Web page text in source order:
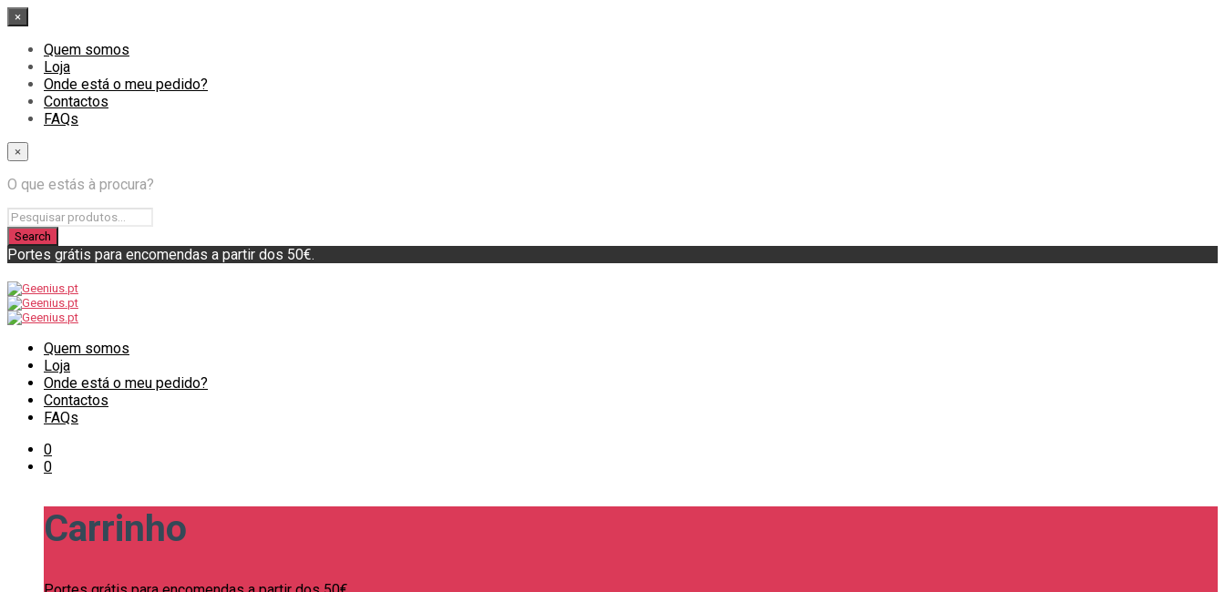
×
Quem somos
Loja
Onde está o meu pedido?
Contactos
FAQs
×
O que estás à procura?
Portes grátis para encomendas a partir dos 50€.
Quem somos
Loja
Onde está o meu pedido?
Contactos
FAQs
0
0
Carrinho